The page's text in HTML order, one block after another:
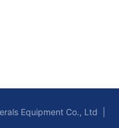
Equipment Co., Ltd |